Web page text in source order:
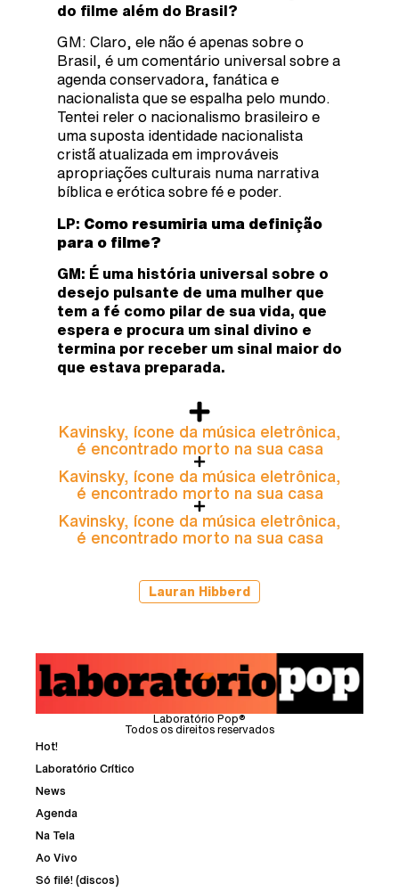
do filme além do Brasil?
GM: Claro, ele não é apenas sobre o
Brasil, é um comentário universal sobre a
agenda conservadora, fanática e
nacionalista que se espalha pelo mundo.
Tentei reler o nacionalismo brasileiro e
uma suposta identidade nacionalista
cristã atualizada em improváveis
apropriações culturais numa narrativa
bíblica e erótica sobre fé e poder.
LP: Como resumiria uma definição
para o filme?
GM: É uma história universal sobre o
desejo pulsante de uma mulher que
tem a fé como pilar de sua vida, que
espera e procura um sinal divino e
termina por receber um sinal maior do
que estava preparada.
Kavinsky, ícone da música eletrônica,
é encontrado morto na sua casa
Kavinsky, ícone da música eletrônica,
é encontrado morto na sua casa
Kavinsky, ícone da música eletrônica,
é encontrado morto na sua casa
Lauran Hibberd
Laboratório Pop®
Todos os direitos reservados
Hot!
Laboratório Crítico
News
Agenda
Na Tela
Ao Vivo
Só filé! (discos)